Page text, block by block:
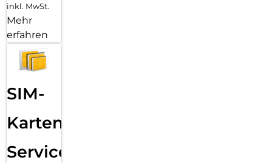
inkl. MwSt.
Mehr
erfahren
SIM-
Karten
Service: